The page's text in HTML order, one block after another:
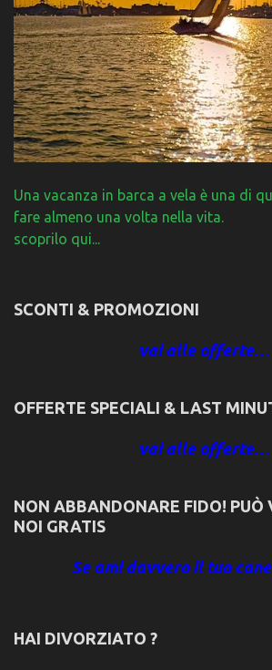
Una vacanza in barca a vela è una di
fare almeno una volta nella vita.
scoprilo qui...
SCONTI & PROMOZIONI
vai alle offerte…
OFFERTE SPECIALI & LAST
vai alle offerte…
NON ABBANDONARE FIDO! PUÒ
NOI GRATIS
Se ami davvero il tuo
HAI DIVORZIATO ?